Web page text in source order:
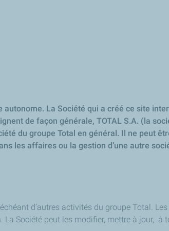
La Société qui a créé ce site
de façon générale, TOTAL S.A. (la
du groupe Total en général. Il ne peut
les affaires ou la gestion d’une autre
d’autres activités du groupe Total.
Société peut les modifier, mettre à jour, à